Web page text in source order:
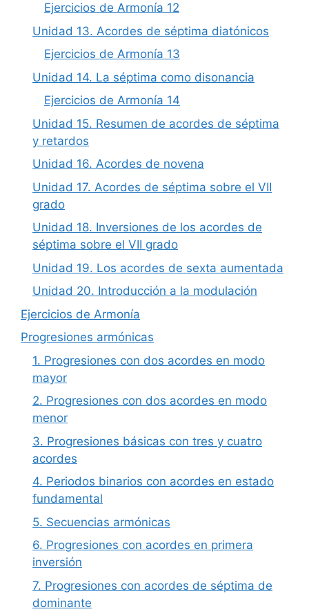
Ejercicios de Armonía 12
Unidad 13. Acordes de séptima diatónicos
Ejercicios de Armonía 13
Unidad 14. La séptima como disonancia
Ejercicios de Armonía 14
Unidad 15. Resumen de acordes de séptima
y retardos
Unidad 16. Acordes de novena
Unidad 17. Acordes de séptima sobre el VII
grado
Unidad 18. Inversiones de los acordes de
séptima sobre el VII grado
Unidad 19. Los acordes de sexta aumentada
Unidad 20. Introducción a la modulación
Ejercicios de Armonía
Progresiones armónicas
1. Progresiones con dos acordes en modo
mayor
2. Progresiones con dos acordes en modo
menor
3. Progresiones básicas con tres y cuatro
acordes
4. Periodos binarios con acordes en estado
fundamental
5. Secuencias armónicas
6. Progresiones con acordes en primera
inversión
7. Progresiones con acordes de séptima de
dominante